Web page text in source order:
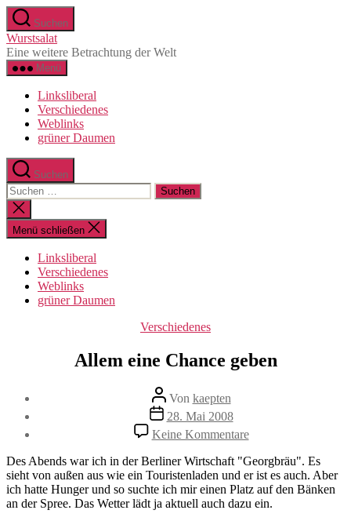
Direkt
zum
Inhalt
wechseln
Suchen
Wurstsalat
Eine weitere Betrachtung der Welt
Menü
Linksliberal
Verschiedenes
Weblinks
grüner Daumen
Suchen
Suche
nach:
Suche
schließen
Menü schließen
Linksliberal
Verschiedenes
Weblinks
grüner Daumen
Kategorien
Verschiedenes
Allem eine Chance geben
Beitragsautor
Von kaepten
Beitragsdatum
28. Mai 2008
Keine Kommentarezu
Allem
eine
Chance
geben
Des Abends war ich in der Berliner Wirtschaft "Georgbräu". Es
sieht von außen aus wie ein Touristenladen und er ist es auch. Aber
ich hatte Hunger und so suchte ich mir einen Platz auf den Bänken
an der Spree. Das Wetter lädt ja aktuell auch dazu ein.